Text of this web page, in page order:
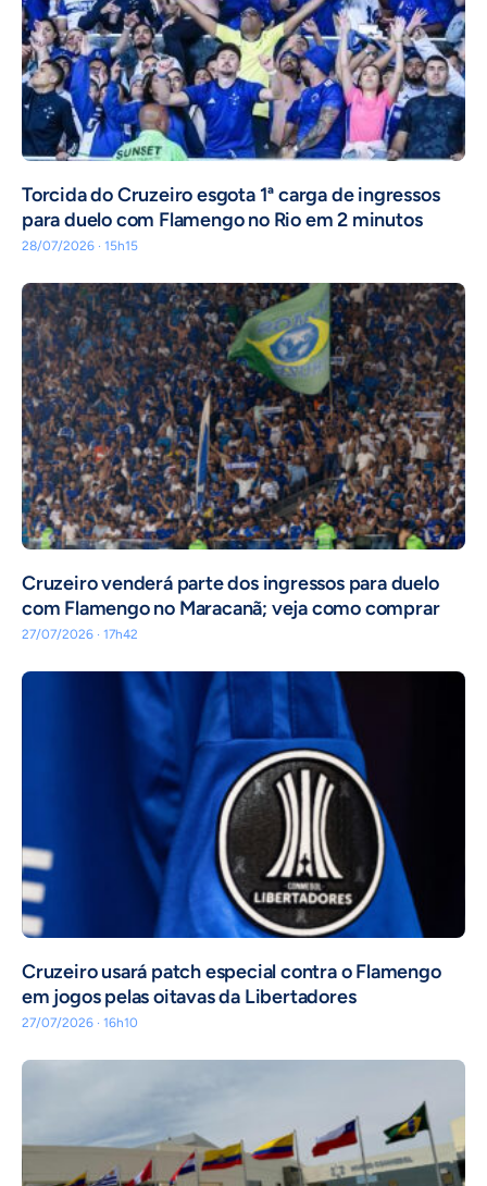
Torcida do Cruzeiro esgota 1ª carga de ingressos
para duelo com Flamengo no Rio em 2 minutos
28/07/2026 · 15h15
Cruzeiro venderá parte dos ingressos para duelo
com Flamengo no Maracanã; veja como comprar
27/07/2026 · 17h42
Cruzeiro usará patch especial contra o Flamengo
em jogos pelas oitavas da Libertadores
27/07/2026 · 16h10